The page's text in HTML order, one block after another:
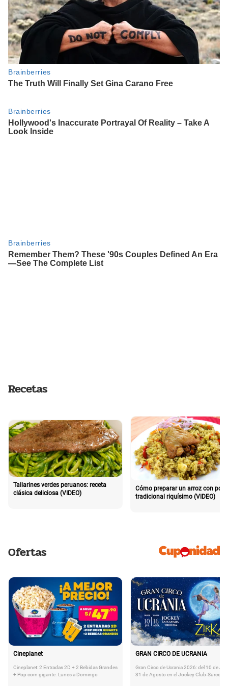
Recetas
Tallarines verdes peruanos: receta
clásica deliciosa (VIDEO)
Cómo preparar un arroz con pollo
tradicional riquísimo (VIDEO)
Ofertas
Cineplanet
Cineplanet: 2 Entradas 2D + 2 Bebidas Grandes
+ Pop corn gigante. Lunes a Domingo
GRAN CIRCO DE UCRANIA
Gran Circo de Ucrania 2026: del 10 de
31 de Agosto en el Jockey Club-Surco